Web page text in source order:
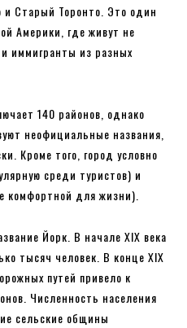
Старый Торонто. Это один
Америки, где живут не
иммигранты из разных
140 районов, однако
неофициальные названия,
Кроме того, город условно
среди туристов) и
комфортной для жизни).
Йорк. В начале XIX века
тысяч человек. В конце XIX
путей привело к
Численность населения
сельские общины